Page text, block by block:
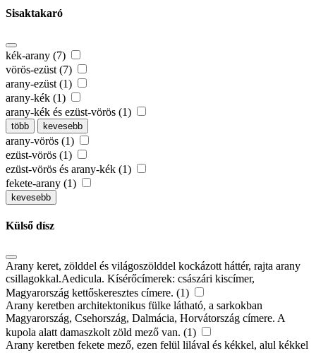
Sisaktakaró
kék-arany (7)
vörös-ezüst (7)
arany-ezüst (1)
arany-kék (1)
arany-kék és ezüst-vörös (1)
több kevesebb
arany-vörös (1)
ezüst-vörös (1)
ezüst-vörös és arany-kék (1)
fekete-arany (1)
kevesebb
Külső dísz
Arany keret, zölddel és világoszölddel kockázott háttér, rajta arany
csillagokkal.Aedicula. Kísérőcímerek: császári kiscímer,
Magyarország kettőskeresztes címere. (1)
Arany keretben architektonikus fülke látható, a sarkokban
Magyarország, Csehország, Dalmácia, Horvátország címere. A
kupola alatt damaszkolt zöld mező van. (1)
Arany keretben fekete mező, ezen felül lilával és kékkel, alul kékkel